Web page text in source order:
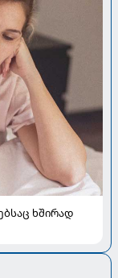
ხშირად